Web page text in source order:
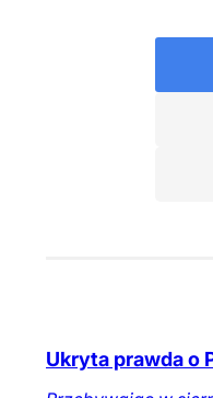
Ukryta prawda o